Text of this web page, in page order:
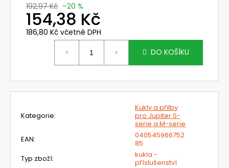
192,97 Kč –20 %
154,38 Kč
186,80 Kč včetně DPH
DO KOŠÍKU
Kategorie:
Kukly a přilby
pro Jupiter S-
serie a M-serie
EAN:
040545966752
85
Typ zboží:
kukla -
příslušenství
PŘILBA
WIND
DELTA
370